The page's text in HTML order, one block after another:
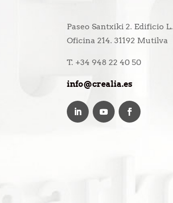
Paseo Santxiki 2. Edificio L.
Oficina 214. 31192 Mutilva
T. +34 948 22 40 50
info@crealia.es